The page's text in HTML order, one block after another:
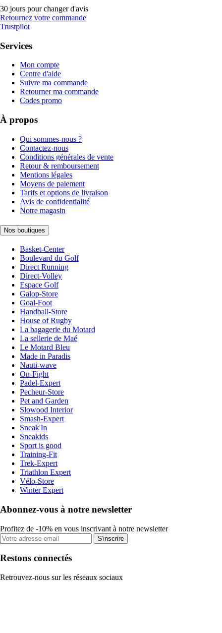
30 jours pour changer d'avis
Retournez votre commande
Trustpilot
Services
Mon compte
Centre d'aide
Suivre ma commande
Retourner ma commande
Codes promo
À propos
Qui sommes-nous ?
Contactez-nous
Conditions générales de vente
Retour & remboursement
Mentions légales
Moyens de paiement
Tarifs et options de livraison
Avis de confidentialité
Notre magasin
Nos boutiques
Basket-Center
Boulevard du Golf
Direct Running
Direct-Volley
Espace Golf
Galop-Store
Goal-Foot
Handball-Store
House of Rugby
La bagagerie du Motard
La sellerie de Maé
Le Motard Bleu
Made in Paradis
Nauti-wave
On-Fight
Padel-Expert
Pecheur-Store
Pet and Garden
Slowood Interior
Smash-Expert
Sneak'In
Sneakids
Sport is good
Training-Fit
Trek-Expert
Triathlon Expert
Vélo-Store
Winter Expert
Abonnez-vous à notre newsletter
Profitez de -10% en vous inscrivant à notre newsletter
S'inscrire
Restons connectés
Retrouvez-nous sur les réseaux sociaux